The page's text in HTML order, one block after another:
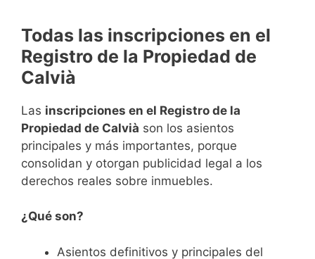
Todas las inscripciones en el
Registro de la Propiedad de
Calvià
Las inscripciones en el Registro de la
Propiedad de Calvià son los asientos
principales y más importantes, porque
consolidan y otorgan publicidad legal a los
derechos reales sobre inmuebles.
¿Qué son?
Asientos definitivos y principales del